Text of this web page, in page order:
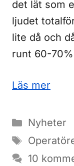
det lät som
ljudet
lite då och
runt 60-
Läs mer
Kategorier
Nyheter
Etiketter
10